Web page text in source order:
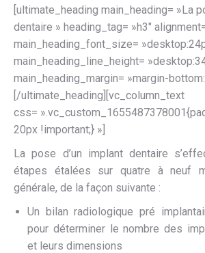
[ultimate_heading main_heading= »La
dentaire » heading_tag= »h3″
main_heading_font_size=
main_heading_line_height=
main_heading_margin= »margin-
[/ultimate_heading][vc_column_text
css=
20px !important;} »]
La pose d’un implant dentaire
étapes étalées sur quatre à neuf
générale, de la façon suivante :
Un bilan radiologique pré
pour déterminer le nombre des
et leurs dimensions